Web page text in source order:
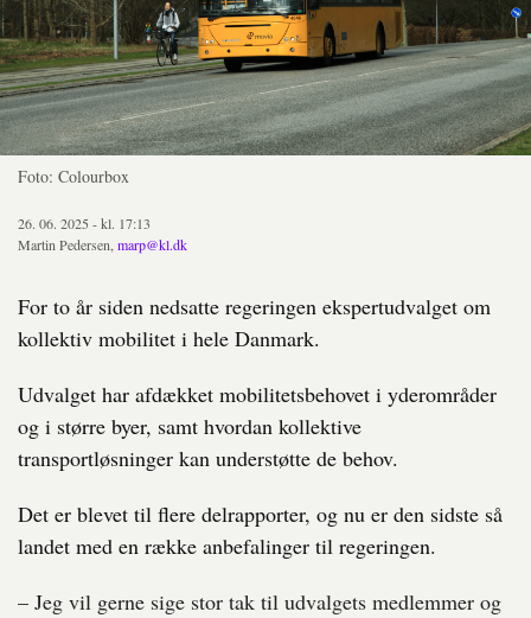
Foto: Colourbox
26. 06. 2025 - kl. 17:13
Martin Pedersen, marp@kl.dk
For to år siden nedsatte regeringen ekspertudvalget om
kollektiv mobilitet i hele Danmark.
Udvalget har afdækket mobilitetsbehovet i yderområder
og i større byer, samt hvordan kollektive
transportløsninger kan understøtte de behov.
Det er blevet til flere delrapporter, og nu er den sidste så
landet med en række anbefalinger til regeringen.
– Jeg vil gerne sige stor tak til udvalgets medlemmer og